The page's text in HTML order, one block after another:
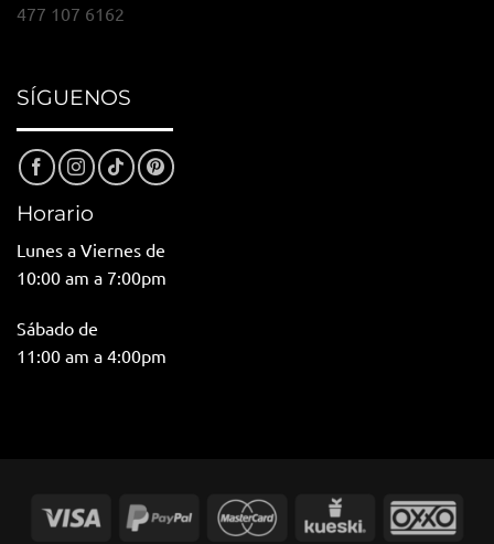
477 107 6162
SÍGUENOS
Horario
Lunes a Viernes de
10:00 am a 7:00pm
Sábado de
11:00 am a 4:00pm